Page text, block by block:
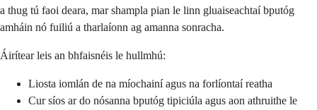
a thug tú faoi deara, mar shampla pian le linn gluaiseachtaí bputóg
amháin nó fuiliú a tharlaíonn ag amanna sonracha.
Áirítear leis an bhfaisnéis le hullmhú:
Liosta iomlán de na míochainí agus na forlíontaí reatha
Cur síos ar do nósanna bputóg tipiciúla agus aon athruithe le